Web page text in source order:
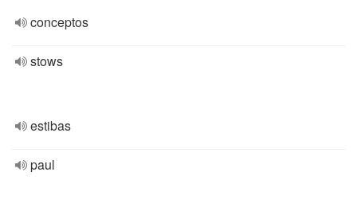
conceptos
stows
estibas
paul